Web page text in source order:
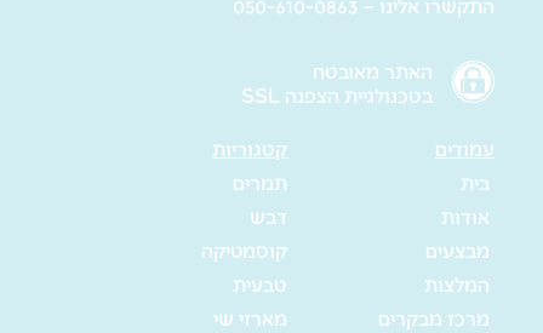
התקשרו אלינו – 050-610-0863
האתר מאובטח
בטכנולגיית הצפנה SSL
עמודים
בית
אודות
מבצעים
המלצות
מרכז מבקרים
קטגוריות
תמרים
דבש
קוסמטיקה
טבעית
מארזי שי